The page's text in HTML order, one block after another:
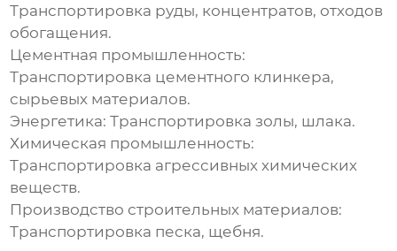
Транспортировка руды, концентратов, отходов
обогащения.
Цементная промышленность:
Транспортировка цементного клинкера,
сырьевых материалов.
Энергетика: Транспортировка золы, шлака.
Химическая промышленность:
Транспортировка агрессивных химических
веществ.
Производство строительных материалов:
Транспортировка песка, щебня.